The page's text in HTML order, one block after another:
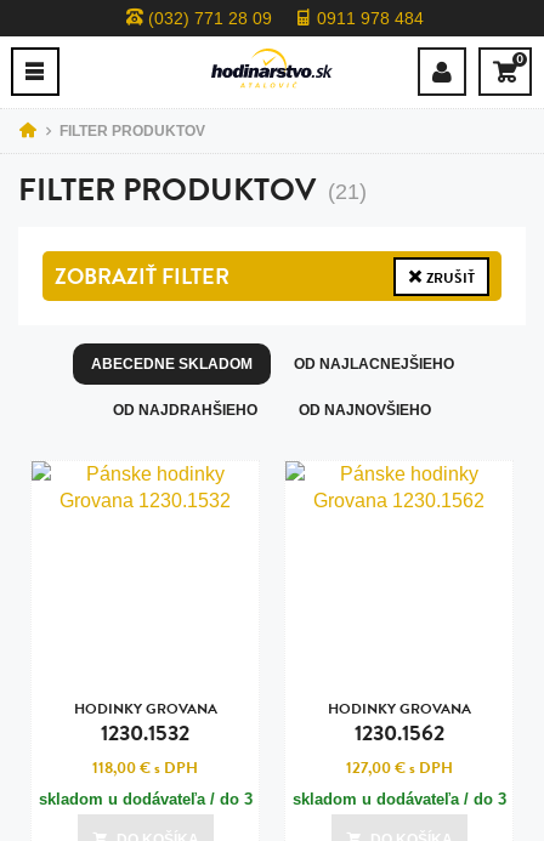
(032) 771 28 09 0911 978 484
0
FILTER PRODUKTOV
FILTER PRODUKTOV (21)
ZOBRAZIŤFILTER ZRUŠIŤ
ABECEDNE SKLADOM OD NAJLACNEJŠIEHO
OD NAJDRAHŠIEHO OD NAJNOVŠIEHO
HODINKY GROVANA
1230.1532
118,00 €s DPH
skladom u dodávateľa / do 3
dní
HODINKY GROVANA
1230.1562
127,00 €s DPH
skladom u dodávateľa / do 3
dní